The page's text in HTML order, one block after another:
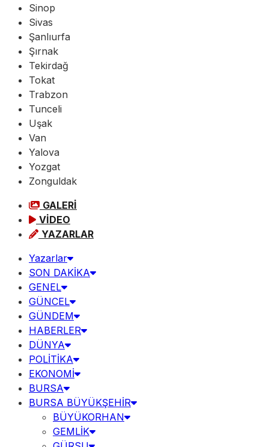
Sinop
Sivas
Şanlıurfa
Şırnak
Tekirdağ
Tokat
Trabzon
Tunceli
Uşak
Van
Yalova
Yozgat
Zonguldak
GALERİ
VİDEO
YAZARLAR
Yazarlar
SON DAKİKA
GENEL
GÜNCEL
GÜNDEM
HABERLER
DÜNYA
POLİTİKA
EKONOMİ
BURSA
BURSA BÜYÜKŞEHİR
BÜYÜKORHAN
GEMLİK